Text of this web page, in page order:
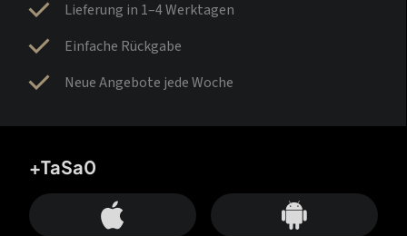
Lieferung in 1–4 Werktagen
Einfache Rückgabe
Neue Angebote jede Woche
+TaSa0